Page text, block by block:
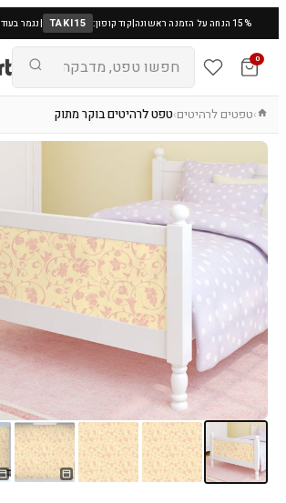
15% הנחה על הזמנה ראשונה |קוד קופון: TAKI15
|נגמר בעוד
0
›טפטים לרהיטים›טפט לרהיטים בוקר מתוק